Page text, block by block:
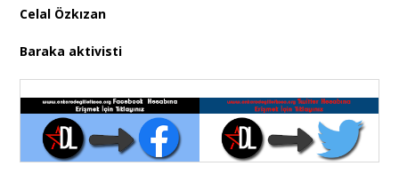
Celal Özkızan
Baraka aktivisti